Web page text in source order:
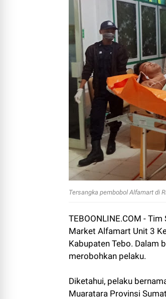
Tersangka pembobol Alfamart di
TEBOONLINE.COM -
Market Alfamart Unit 3
Kabupaten Tebo. Dalam
merobohkan pelaku.
Diketahui, pelaku
Muaratara Provinsi